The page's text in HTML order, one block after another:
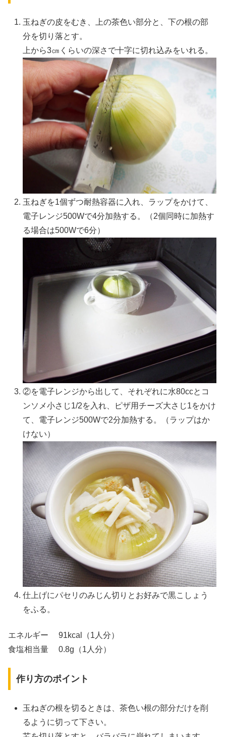
玉ねぎの皮をむき、上の茶色い部分と、下の根の部
分を切り落とす。
上から3㎝くらいの深さで十字に切れ込みをいれる。
玉ねぎを1個ずつ耐熱容器に入れ、ラップをかけて、
電子レンジ500Wで4分加熱する。（2個同時に加熱す
る場合は500Wで6分）
②を電子レンジから出して、それぞれに水80ccとコ
ンソメ小さじ1/2を入れ、ピザ用チーズ大さじ1をかけ
て、電子レンジ500Wで2分加熱する。（ラップはか
けない）
仕上げにパセリのみじん切りとお好みで黒こしょう
をふる。
エネルギー 91kcal（1人分）
食塩相当量 0.8g（1人分）
作り方のポイント
玉ねぎの根を切るときは、茶色い根の部分だけを削
るように切って下さい。